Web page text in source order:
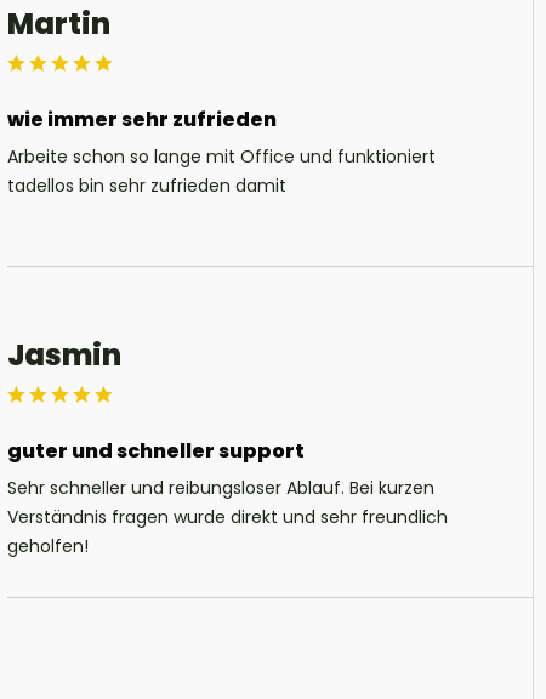
Martin
wie immer sehr zufrieden
Arbeite schon so lange mit Office und funktioniert
tadellos bin sehr zufrieden damit
Jasmin
guter und schneller support
Sehr schneller und reibungsloser Ablauf. Bei kurzen
Verständnis fragen wurde direkt und sehr freundlich
geholfen!